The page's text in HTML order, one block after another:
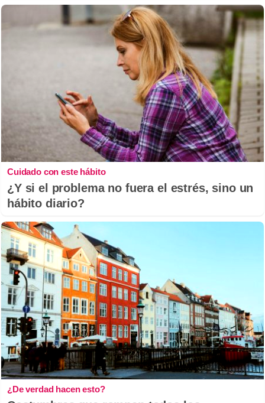
Cuidado con este hábito
¿Y si el problema no fuera el estrés, sino un
hábito diario?
¿De verdad hacen esto?